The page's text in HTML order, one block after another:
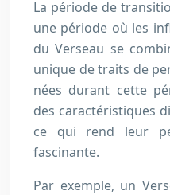
La période de
une période où les
du Verseau se
unique de traits de
nées durant cette
des caractéristiques
ce qui rend leur
fascinante.
Par exemple, un